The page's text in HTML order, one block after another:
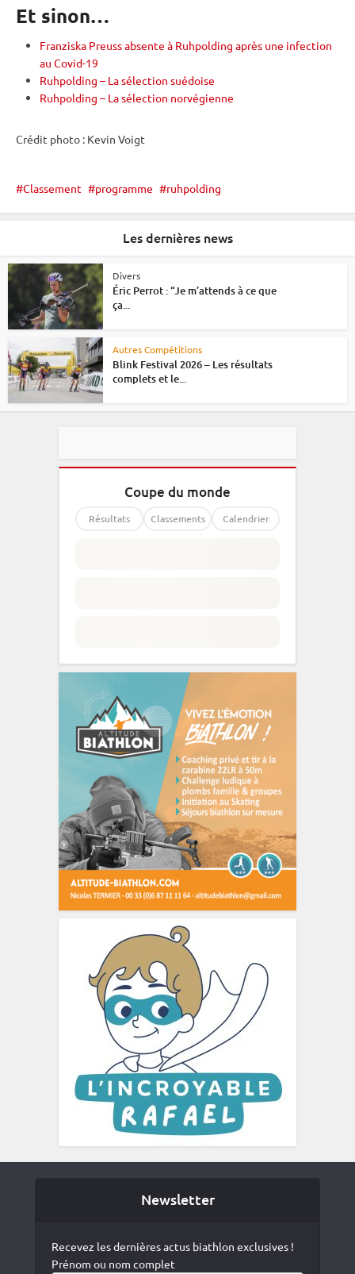
Et sinon…
Franziska Preuss absente à Ruhpolding après une infection
au Covid-19
Ruhpolding – La sélection suédoise
Ruhpolding – La sélection norvégienne
Crédit photo : Kevin Voigt
Classement programme ruhpolding
Les dernières news
Divers
Éric Perrot : “Je m’attends à ce que
ça...
Autres Compétitions
Blink Festival 2026 – Les résultats
complets et le...
Coupe du monde
Résultats Classements Calendrier
Newsletter
Recevez les dernières actus biathlon exclusives !
Prénom ou nom complet